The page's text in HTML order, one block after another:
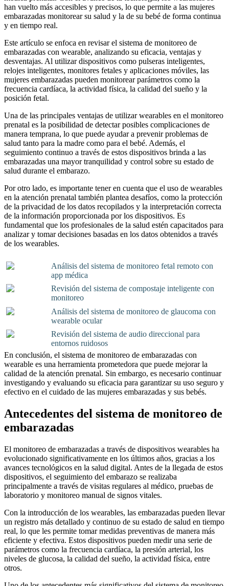
han vuelto más accesibles y precisos, lo que permite a las mujeres
embarazadas monitorear su salud y la de su bebé de forma continua
y en tiempo real.
Este artículo se enfoca en revisar el sistema de monitoreo de
embarazadas con wearable, analizando su eficacia, ventajas y
desventajas. Al utilizar dispositivos como pulseras inteligentes,
relojes inteligentes, monitores fetales y aplicaciones móviles, las
mujeres embarazadas pueden monitorear parámetros como la
frecuencia cardíaca, la actividad física, la calidad del sueño y la
posición fetal.
Una de las principales ventajas de utilizar wearables en el monitoreo
prenatal es la posibilidad de detectar posibles complicaciones de
manera temprana, lo que puede ayudar a prevenir problemas de
salud tanto para la madre como para el bebé. Además, el
seguimiento continuo a través de estos dispositivos brinda a las
embarazadas una mayor tranquilidad y control sobre su estado de
salud durante el embarazo.
Por otro lado, es importante tener en cuenta que el uso de wearables
en la atención prenatal también plantea desafíos, como la protección
de la privacidad de los datos recopilados y la interpretación correcta
de la información proporcionada por los dispositivos. Es
fundamental que los profesionales de la salud estén capacitados para
analizar y tomar decisiones basadas en los datos obtenidos a través
de los wearables.
Análisis del sistema de monitoreo fetal remoto con
app médica
Revisión del sistema de compostaje inteligente con
monitoreo
Análisis del sistema de monitoreo de glaucoma con
wearable ocular
Revisión del sistema de audio direccional para
entornos ruidosos
En conclusión, el sistema de monitoreo de embarazadas con
wearable es una herramienta prometedora que puede mejorar la
calidad de la atención prenatal. Sin embargo, es necesario continuar
investigando y evaluando su eficacia para garantizar su uso seguro y
efectivo en el cuidado de las mujeres embarazadas y sus bebés.
Antecedentes del sistema de monitoreo de
embarazadas
El monitoreo de embarazadas a través de dispositivos wearables ha
evolucionado significativamente en los últimos años, gracias a los
avances tecnológicos en la salud digital. Antes de la llegada de estos
dispositivos, el seguimiento del embarazo se realizaba
principalmente a través de visitas regulares al médico, pruebas de
laboratorio y monitoreo manual de signos vitales.
Con la introducción de los wearables, las embarazadas pueden llevar
un registro más detallado y continuo de su estado de salud en tiempo
real, lo que les permite tomar medidas preventivas de manera más
eficiente y efectiva. Estos dispositivos pueden medir una serie de
parámetros como la frecuencia cardíaca, la presión arterial, los
niveles de glucosa, la calidad del sueño, la actividad física, entre
otros.